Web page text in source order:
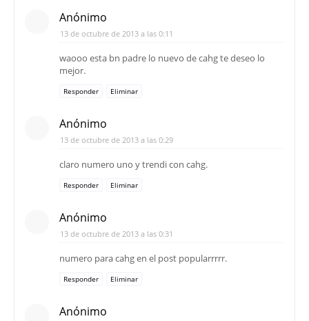
Anónimo
13 de octubre de 2013 a las 0:11
waooo esta bn padre lo nuevo de cahg te deseo lo
mejor.
Responder Eliminar
Anónimo
13 de octubre de 2013 a las 0:29
claro numero uno y trendi con cahg.
Responder Eliminar
Anónimo
13 de octubre de 2013 a las 0:31
numero para cahg en el post popularrrrr.
Responder Eliminar
Anónimo